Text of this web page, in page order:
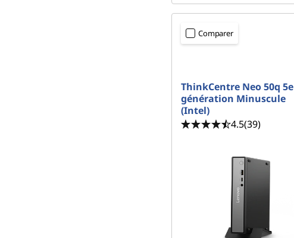
Comparer
ThinkCentre Neo 50q 5e
génération Minuscule
(Intel)
4.5(39)